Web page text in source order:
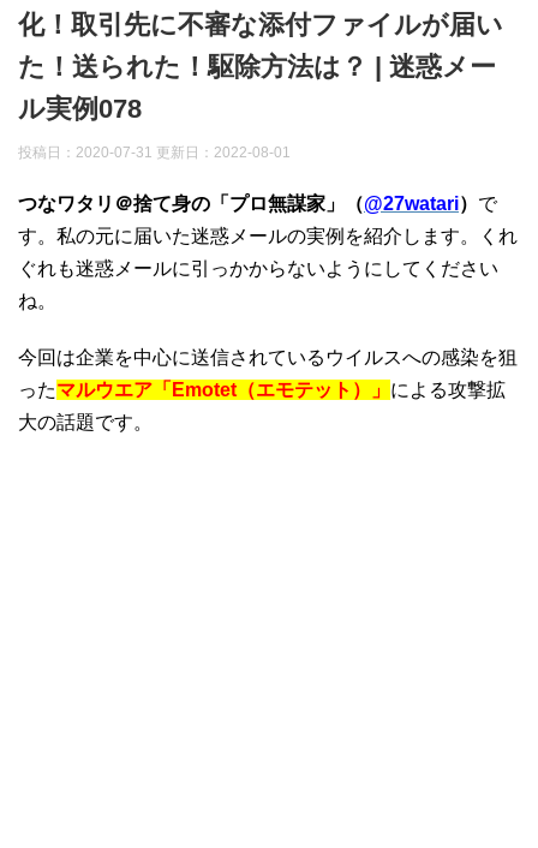
化！取引先に不審な添付ファイルが届い
た！送られた！駆除方法は？ | 迷惑メー
ル実例078
投稿日：2020-07-31 更新日： 2022-08-01
つなワタリ＠捨て身の「プロ無謀家」（@27watari） で
す。私の元に届いた迷惑メールの実例を紹介します。くれ
ぐれも迷惑メールに引っかからないようにしてください
ね。
今回は企業を中心に送信されているウイルスへの感染を狙
ったマルウエア「Emotet（エモテット）」 による攻撃拡
大の話題です。